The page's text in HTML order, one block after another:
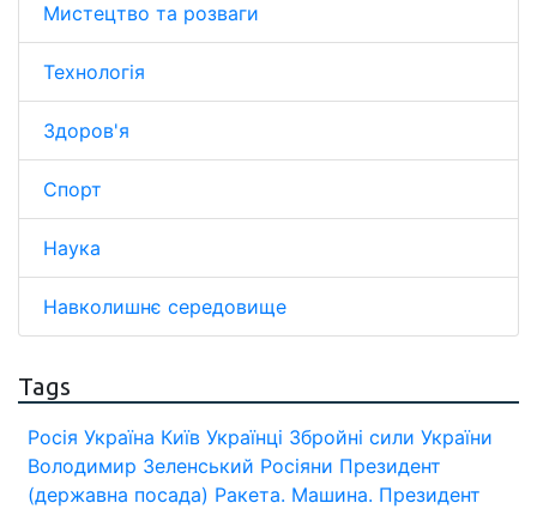
Мистецтво та розваги
Технологія
Здоров'я
Спорт
Наука
Навколишнє середовище
Tags
Росія Україна Київ Українці Збройні сили України
Володимир Зеленський Росіяни Президент
(державна посада) Ракета. Машина. Президент